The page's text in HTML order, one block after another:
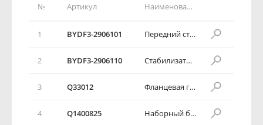
№ Артикул Наименование детали
1 BYDF3-2906101 Передний стабилизатор поперечной устойчивости
2 BYDF3-2906110 Стабилизатор поперечной устойчивости с шаровой шарнирной опорой в сборе
3 Q33012 Фланцевая гайка
4 Q1400825 Наборный болт с шестигранной головкой